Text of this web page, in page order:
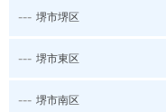
--- 堺市堺区
--- 堺市東区
--- 堺市南区